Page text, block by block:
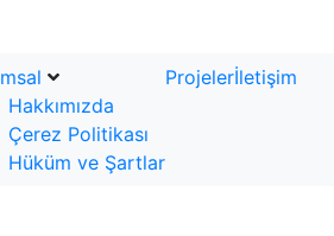
Hakkımızda
Çerez Politikası
Hüküm ve Şartlar
Projelerİletişim